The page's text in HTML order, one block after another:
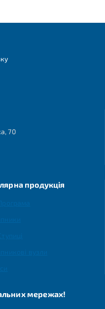
70
продукція
мережах!